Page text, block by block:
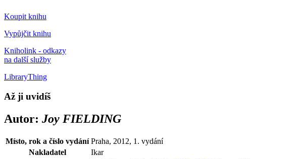
Koupit knihu
Vypůjčit knihu
Kniholink - odkazy
na další služby
LibraryThing
Až ji uvidíš
Autor: Joy FIELDING
Místo, rok a číslo vydání Praha, 2012, 1. vydání
Nakladatel
Ikar